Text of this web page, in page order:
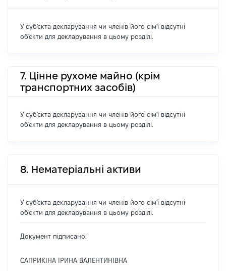
У суб'єкта декларування чи членів його сім'ї відсутні
об'єкти для декларування в цьому розділі.
7. Цінне рухоме майно (крім
транспортних засобів)
У суб'єкта декларування чи членів його сім'ї відсутні
об'єкти для декларування в цьому розділі.
8. Нематеріальні активи
У суб'єкта декларування чи членів його сім'ї відсутні
об'єкти для декларування в цьому розділі.
Документ підписано:
САПРИКІНА ІРИНА ВАЛЕНТИНІВНА